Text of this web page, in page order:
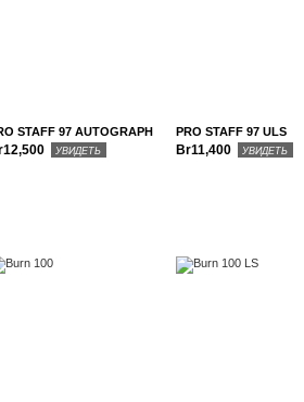
STAFF 97 AUTOGRAPH
УВИДЕТЬ
PRO STAFF 97 ULS
Br11,400 УВИДЕТЬ